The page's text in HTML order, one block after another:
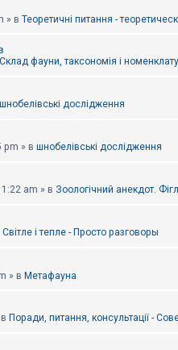
» в Теоретичні питання -
Склад фауни, таксономія і
шнобелівські дослідження
pm » в шнобелівські дослідження
am » в Зоологічний анекдот.
Світле і тепле - Просто разговоры
» в Метафауна
Поради, питання, консультації -